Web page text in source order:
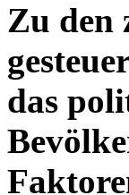
Zu den
das